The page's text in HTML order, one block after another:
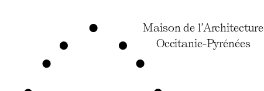
Maison de l’Architecture
Occitanie-Pyrénées